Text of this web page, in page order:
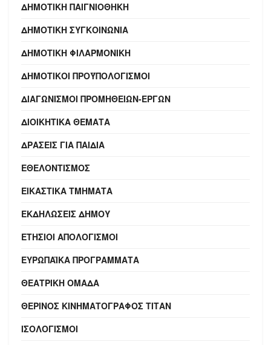
ΔΗΜΟΤΙΚΉ ΠΑΙΓΝΙΟΘΉΚΗ
ΔΗΜΟΤΙΚΉ ΣΥΓΚΟΙΝΩΝΊΑ
ΔΗΜΟΤΙΚΉ ΦΙΛΑΡΜΟΝΙΚΉ
ΔΗΜΟΤΙΚΟΊ ΠΡΟΫΠΟΛΟΓΙΣΜΟΊ
ΔΙΑΓΩΝΙΣΜΟΊ ΠΡΟΜΗΘΕΙΏΝ-ΈΡΓΩΝ
ΔΙΟΙΚΗΤΙΚΆ ΘΈΜΑΤΑ
ΔΡΆΣΕΙΣ ΓΙΑ ΠΑΙΔΙΆ
ΕΘΕΛΟΝΤΙΣΜΌΣ
ΕΙΚΑΣΤΙΚΆ ΤΜΉΜΑΤΑ
ΕΚΔΗΛΏΣΕΙΣ ΔΉΜΟΥ
ΕΤΉΣΙΟΙ ΑΠΟΛΟΓΙΣΜΟΊ
ΕΥΡΩΠΑΪΚΆ ΠΡΟΓΡΆΜΜΑΤΑ
ΘΕΑΤΡΙΚΉ ΟΜΆΔΑ
ΘΕΡΙΝΌΣ ΚΙΝΗΜΑΤΟΓΡΆΦΟΣ ΤΙΤΑΝ
ΙΣΟΛΟΓΙΣΜΟΊ